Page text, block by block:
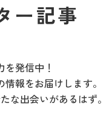
ー記事
発信中！
報をお届けします。
な出会いがあるはず。